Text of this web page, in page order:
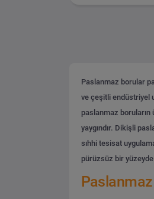
Paslanmaz borular
ve çeşitli endüstriyel
paslanmaz
yaygındır. Dikişli
sıhhi tesisat
pürüzsüz bir